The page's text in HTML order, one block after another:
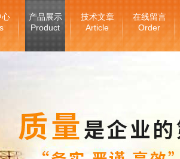
心 产品展示
Product
技术文章
Article
在线留言
Order